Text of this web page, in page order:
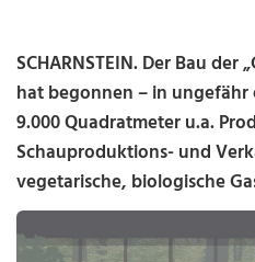
SCHARNSTEIN. Der Bau
hat begonnen – in ungefähr
9.000 Quadratmeter u.a.
Schauproduktions- und
vegetarische, biologische